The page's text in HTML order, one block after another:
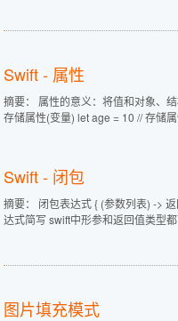
Swift - 属性
摘要： 属性的意义：将值和对象、
存储属性(变量) let age = 10 // 存储
Swift - 闭包
摘要： 闭包表达式 { (参数列表) ->
达式简写 swift中形参和返回值类型
图片填充模式